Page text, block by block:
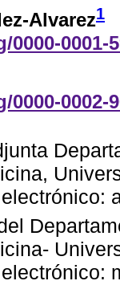
Alvarez1
0001-
0002-